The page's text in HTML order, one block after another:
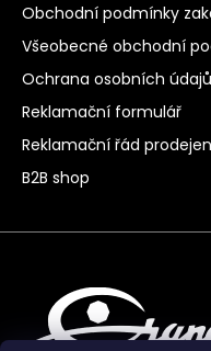
Obchodní podmínky
Všeobecné obchodní
Ochrana osobních údajů
Reklamační formulář
Reklamační řád prodejen
B2B shop